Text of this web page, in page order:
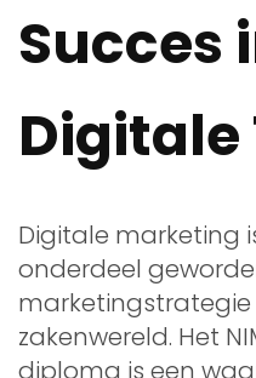
Succes
Digitale marketing
onderdeel
zakenwereld. Het
diploma is een